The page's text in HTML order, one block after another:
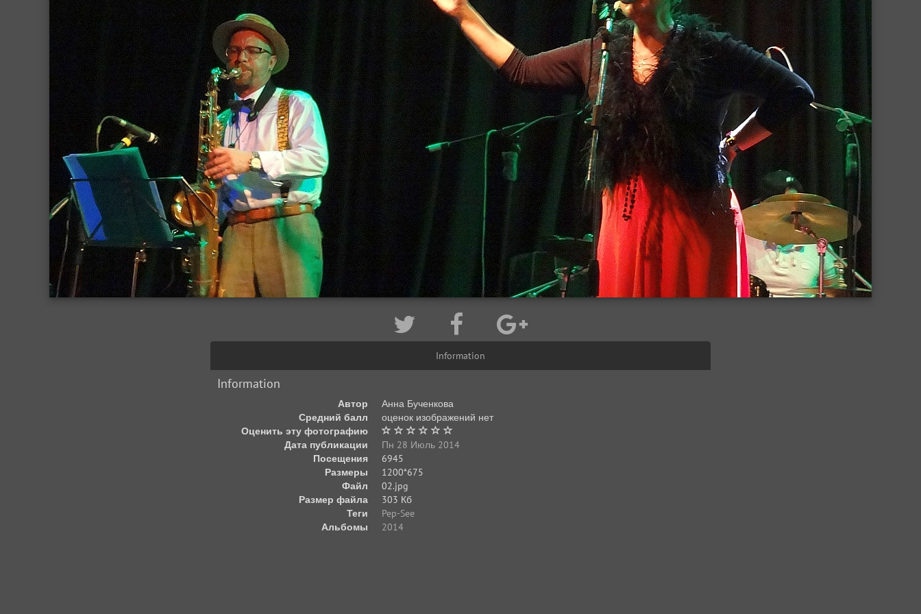
Information
Information
Автор
Анна Бученкова
Средний балл
оценок изображений нет
Оценить эту фотографию
Дата публикации
Пн 28 Июль 2014
Посещения
6945
Размеры
1200*675
Файл
02.jpg
Размер файла
303 Кб
Теги
Pep-See
Альбомы
2014